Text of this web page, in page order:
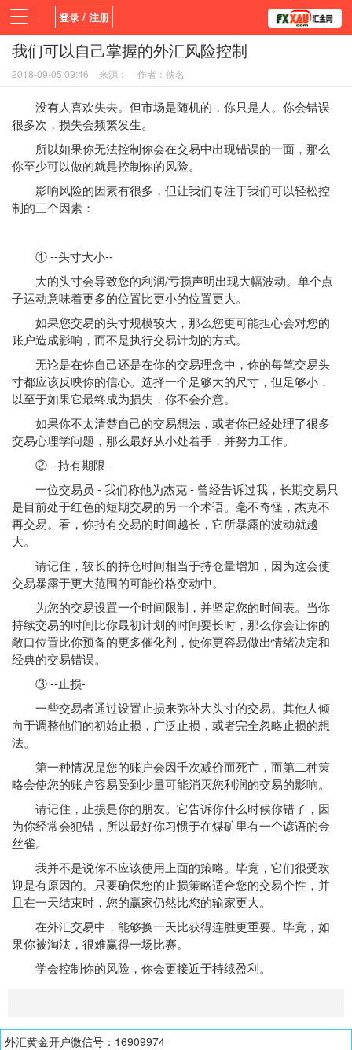
登录 / 注册
首页 新闻 观点 货币
平台
指标EA 书籍
我们可以自己掌握的外汇风险控制
2018-09-05 09:46 来源： 作者：佚名
没有人喜欢失去。但市场是随机的，你只是人。你会错误
很多次，损失会频繁发生。
所以如果你无法控制你会在交易中出现错误的一面，那么
你至少可以做的就是控制你的风险。
影响风险的因素有很多，但让我们专注于我们可以轻松控
制的三个因素：
① --头寸大小--
大的头寸会导致您的利润/亏损声明出现大幅波动。单个点
子运动意味着更多的位置比更小的位置更大。
如果您交易的头寸规模较大，那么您更可能担心会对您的
账户造成影响，而不是执行交易计划的方式。
无论是在你自己还是在你的交易理念中，你的每笔交易头
寸都应该反映你的信心。选择一个足够大的尺寸，但足够小，
以至于如果它最终成为损失，你不会介意。
如果你不太清楚自己的交易想法，或者你已经处理了很多
交易心理学问题，那么最好从小处着手，并努力工作。
② --持有期限--
一位交易员 - 我们称他为杰克 - 曾经告诉过我，长期交易只
是目前处于红色的短期交易的另一个术语。毫不奇怪，杰克不
再交易。看，你持有交易的时间越长，它所暴露的波动就越
大。
请记住，较长的持仓时间相当于持仓量增加，因为这会使
交易暴露于更大范围的可能价格变动中。
为您的交易设置一个时间限制，并坚定您的时间表。当你
持续交易的时间比你最初计划的时间要长时，那么你会让你的
敞口位置比你预备的更多催化剂，使你更容易做出情绪决定和
经典的交易错误。
③ --止损-
一些交易者通过设置止损来弥补大头寸的交易。其他人倾
向于调整他们的初始止损，广泛止损，或者完全忽略止损的想
法。
第一种情况是您的账户会因千次减价而死亡，而第二种策
略会使您的账户容易受到少量可能消灭您利润的交易的影响。
请记住，止损是你的朋友。它告诉你什么时候你错了，因
为你经常会犯错，所以最好你习惯于在煤矿里有一个谚语的金
丝雀。
我并不是说你不应该使用上面的策略。毕竟，它们很受欢
迎是有原因的。只要确保您的止损策略适合您的交易个性，并
且在一天结束时，您的赢家仍然比您的输家更大。
在外汇交易中，能够换一天比获得连胜更重要。毕竟，如
果你被淘汰，很难赢得一场比赛。
学会控制你的风险，你会更接近于持续盈利。
外汇黄金开户微信号：16909974